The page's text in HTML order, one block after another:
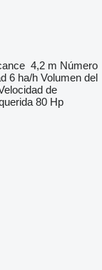
4,2 m Número
6 ha/h Volumen del
de
80 Hp